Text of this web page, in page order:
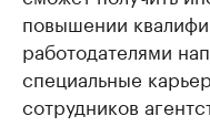
повышении
работодателями
специальные
сотрудников